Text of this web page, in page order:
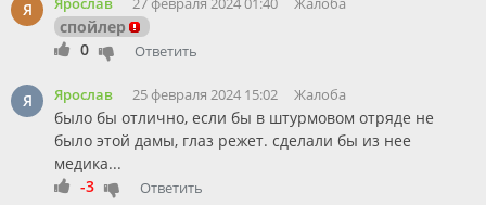
Я
спойлер
0
Ответить
Я Ярослав 25 февраля 2024 15:02 Жалоба
было бы отлично, если бы в штурмовом отряде не
было этой дамы, глаз режет. сделали бы из нее
медика...
-3
Ответить